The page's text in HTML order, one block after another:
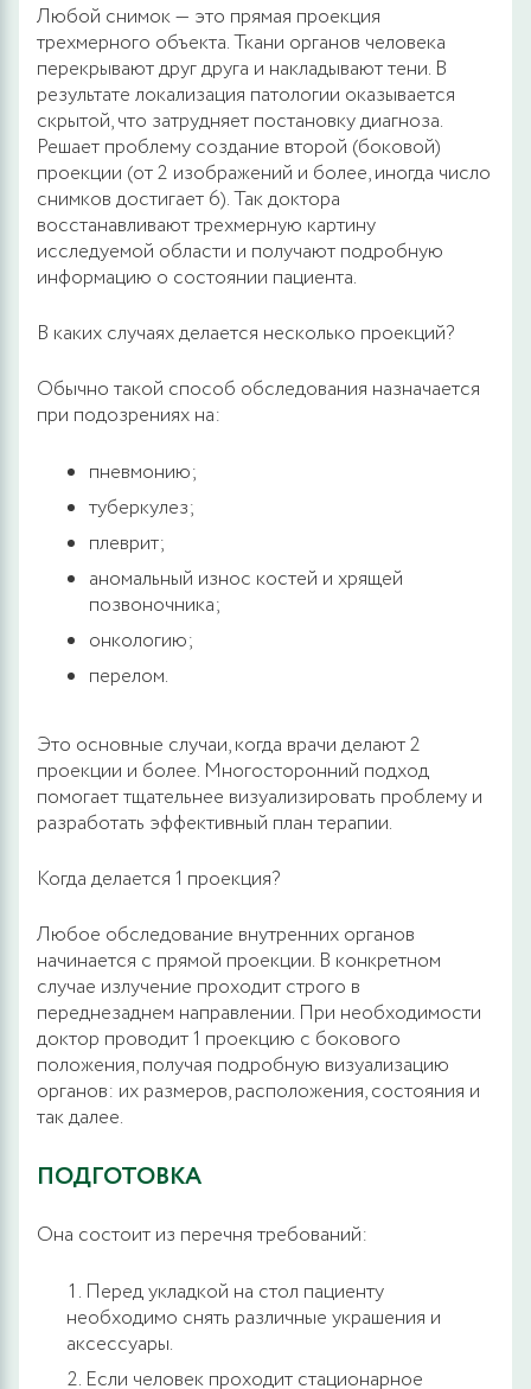
Любой снимок — это прямая проекция
трехмерного объекта. Ткани органов человека
перекрывают друг друга и накладывают тени. В
результате локализация патологии оказывается
скрытой, что затрудняет постановку диагноза.
Решает проблему создание второй (боковой)
проекции (от 2 изображений и более, иногда число
снимков достигает 6). Так доктора
восстанавливают трехмерную картину
исследуемой области и получают подробную
информацию о состоянии пациента.
В каких случаях делается несколько проекций?
Обычно такой способ обследования назначается
при подозрениях на:
пневмонию;
туберкулез;
плеврит;
аномальный износ костей и хрящей
позвоночника;
онкологию;
перелом.
Это основные случаи, когда врачи делают 2
проекции и более. Многосторонний подход
помогает тщательнее визуализировать проблему и
разработать эффективный план терапии.
Когда делается 1 проекция?
Любое обследование внутренних органов
начинается с прямой проекции. В конкретном
случае излучение проходит строго в
переднезаднем направлении. При необходимости
доктор проводит 1 проекцию с бокового
положения, получая подробную визуализацию
органов: их размеров, расположения, состояния и
так далее.
ПОДГОТОВКА
Она состоит из перечня требований:
Перед укладкой на стол пациенту
необходимо снять различные украшения и
аксессуары.
Если человек проходит стационарное